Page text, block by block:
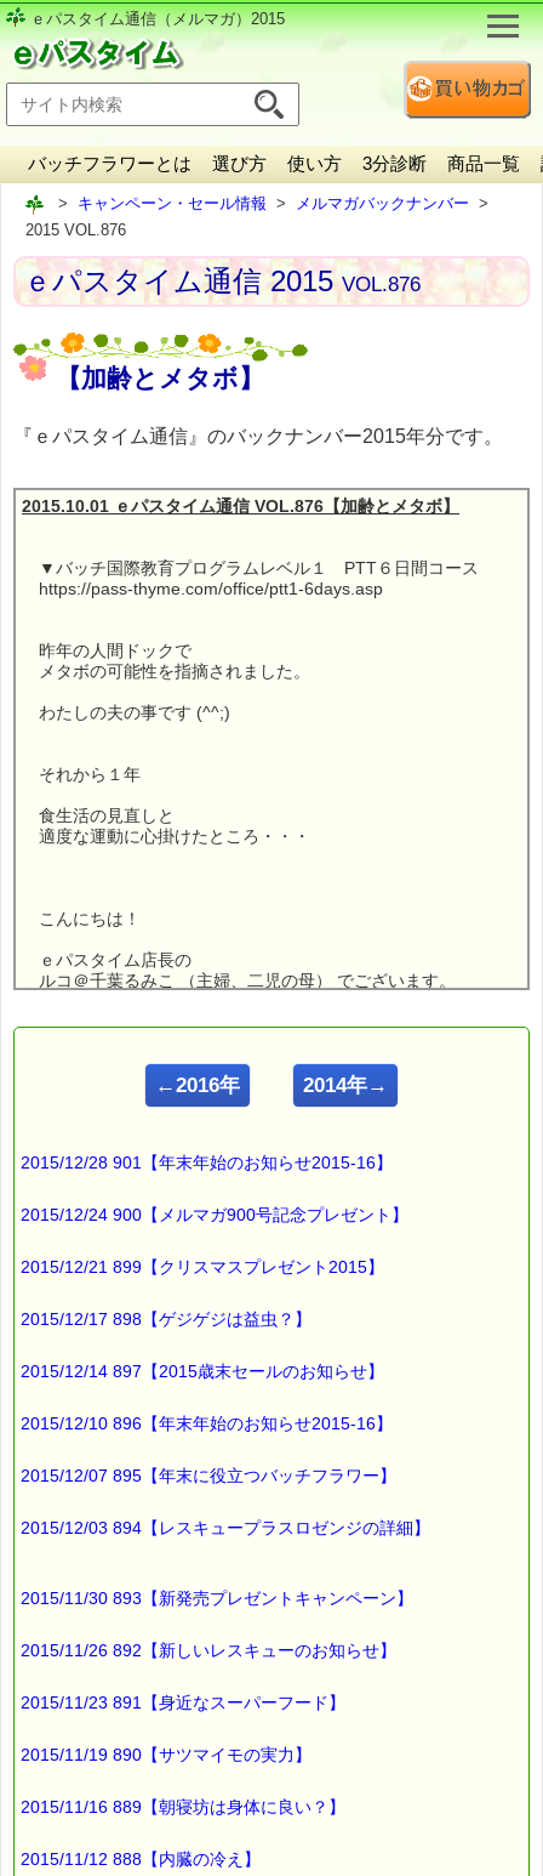
ｅパスタイム通信（メルマガ）2015
バッチフラワーとは 選び方 使い方 3分診断 商品一覧
キャンペーン・セール情報
メルマガバックナンバー
2015 VOL.876
ｅパスタイム通信 2015VOL.876
【加齢とメタボ】
『ｅパスタイム通信』のバックナンバー2015年分です。
2015.10.01 ｅパスタイム通信 VOL.876【加齢とメタボ】
▼バッチ国際教育プログラムレベル１ PTT６日間コース
https://pass-thyme.com/office/ptt1-6days.asp
昨年の人間ドックで
メタボの可能性を指摘されました。
わたしの夫の事です (^^;)
それから１年
食生活の見直しと
適度な運動に心掛けたところ・・・
こんにちは！
ｅパスタイム店長の
ルコ＠千葉るみこ （主婦、二児の母） でございます。
【加齢とメタボ】
体重・身長・腹囲
肥満になる傾向があり
加齢と共に
基礎代謝量が減少して
カロリーの消費量が減るのに
余ったカロリーが
というのが理由のようです。
体重が変わらなくても
筋肉量が落ちて
ということも多いようです。
わたしの夫ですが、
←2016年 2014年→
2015/12/28 901【年末年始のお知らせ2015-16】
2015/12/24 900【メルマガ900号記念プレゼント】
2015/12/21 899【クリスマスプレゼント2015】
2015/12/17 898【ゲジゲジは益虫？】
2015/12/14 897【2015歳末セールのお知らせ】
2015/12/10 896【年末年始のお知らせ2015-16】
2015/12/07 895【年末に役立つバッチフラワー】
2015/12/03 894【レスキュープラスロゼンジの詳細】
2015/11/30 893【新発売プレゼントキャンペーン】
2015/11/26 892【新しいレスキューのお知らせ】
2015/11/23 891【身近なスーパーフード】
2015/11/19 890【サツマイモの実力】
2015/11/16 889【朝寝坊は身体に良い？】
2015/11/12 888【内臓の冷え】